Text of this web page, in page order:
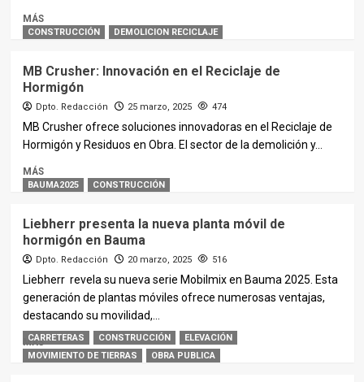
MÁS
CONSTRUCCIÓN DEMOLICION RECICLAJE
MB Crusher: Innovación en el Reciclaje de
Hormigón
Dpto. Redacción 25 marzo, 2025 474
MB Crusher ofrece soluciones innovadoras en el Reciclaje de
Hormigón y Residuos en Obra. El sector de la demolición y...
MÁS
BAUMA2025 CONSTRUCCIÓN
Liebherr presenta la nueva planta móvil de
hormigón en Bauma
Dpto. Redacción 20 marzo, 2025 516
Liebherr revela su nueva serie Mobilmix en Bauma 2025. Esta
generación de plantas móviles ofrece numerosas ventajas,
destacando su movilidad,...
MÁS
CARRETERAS CONSTRUCCIÓN
ELEVACIÓN
MOVIMIENTO DE TIERRAS
OBRA PUBLICA